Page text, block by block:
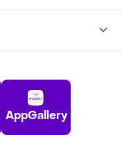
AppGallery